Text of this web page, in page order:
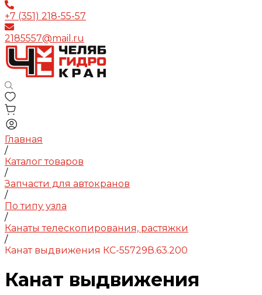
+7 (351) 218-55-57
2185557@mail.ru
Главная
/
Каталог товаров
/
Запчасти для автокранов
/
По типу узла
/
Канаты телескопирования, растяжки
/
Канат выдвижения КС-55729В.63.200
Канат выдвижения